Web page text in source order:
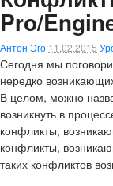
Pro/
Антон Эго 11.02.2015
Сегодня мы
нередко
В целом, можно
возникнуть в
конфликты,
конфликты,
таких конфликтов